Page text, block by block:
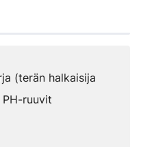
(terän halkaisija
ruuvit